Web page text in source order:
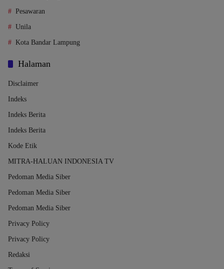
Pesawaran
Unila
Kota Bandar Lampung
Halaman
Disclaimer
Indeks
Indeks Berita
Indeks Berita
Kode Etik
MITRA-HALUAN INDONESIA TV
Pedoman Media Siber
Pedoman Media Siber
Pedoman Media Siber
Privacy Policy
Privacy Policy
Redaksi